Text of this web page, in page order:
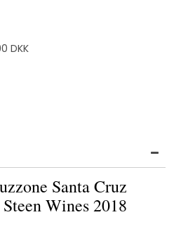
DKK
Santa Cruz
Wines 2018